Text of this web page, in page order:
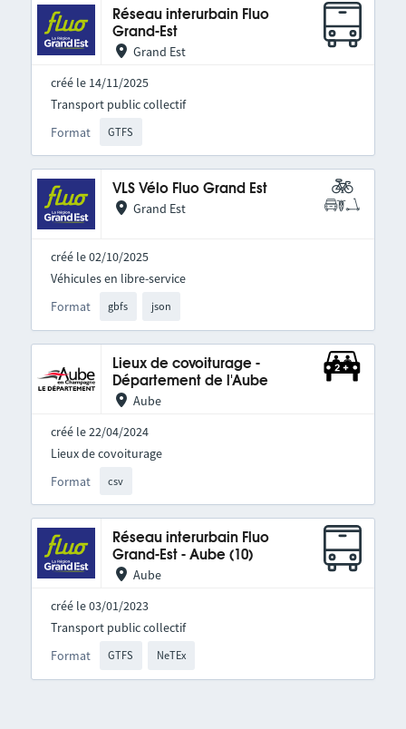
Réseau interurbain Fluo
Grand-Est
Grand Est
créé le 14/11/2025
Format GTFS
Transport public collectif
VLS Vélo Fluo Grand Est
Grand Est
créé le 02/10/2025
Format gbfs json
Véhicules en libre-service
Lieux de covoiturage -
Département de l'Aube
Aube
créé le 22/04/2024
Format csv
Lieux de covoiturage
Réseau interurbain Fluo
Grand-Est - Aube (10)
Aube
créé le 03/01/2023
Format GTFS NeTEx
Transport public collectif